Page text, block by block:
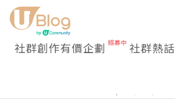
社群創作有價企劃 社群熱話